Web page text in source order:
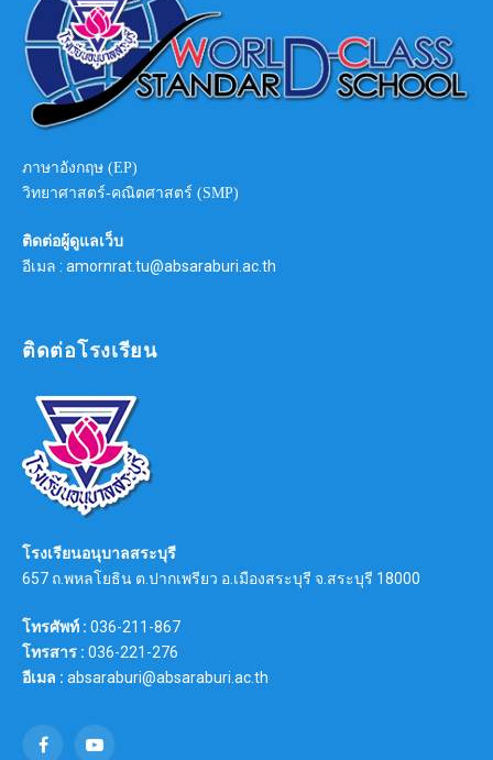
ภาษาอังกฤษ (EP)
วิทยาศาสตร์-คณิตศาสตร์ (SMP)
ติดต่อผู้ดูแลเว็บ
อีเมล : amornrat.tu@absaraburi.ac.th
ติดต่อโรงเรียน
โรงเรียนอนุบาลสระบุรี
657 ถ.พหลโยธิน ต.ปากเพรียว อ.เมืองสระบุรี จ.สระบุรี 18000
โทรศัพท์ : 036-211-867
โทรสาร : 036-221-276
อีเมล : absaraburi@absaraburi.ac.th
FacebookYouTube